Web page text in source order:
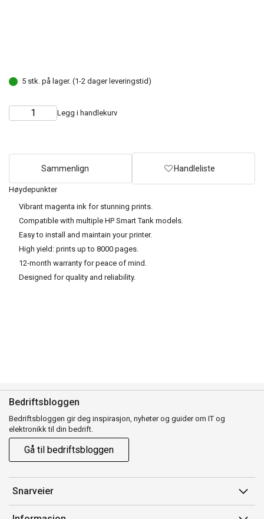
Høydepunkter
Vibrant magenta ink for stunning prints.
Compatible with multiple HP Smart Tank models.
Easy to install and maintain your printer.
High yield: prints up to 8000 pages.
12-month warranty for peace of mind.
Designed for quality and reliability.
5 stk. på lager. (1-2 dager leveringstid)
Choose
Quantity Legg i handlekurv
Sammenlign Handleliste
Bedriftsbloggen
Bedriftsbloggen gir deg inspirasjon, nyheter og guider om IT og
elektronikk til din bedrift.
Gå til bedriftsbloggen
Snarveier
Min side